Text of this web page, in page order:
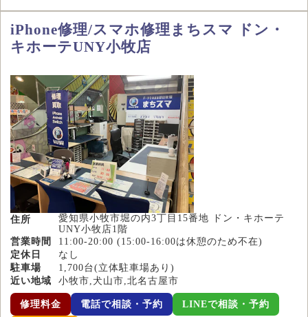
iPhone修理/スマホ修理まちスマ ドン・
キホーテUNY小牧店
住所
愛知県小牧市堀の内3丁目15番地 ドン・キホーテ
UNY小牧店1階
営業時間
11:00-20:00 (15:00-16:00は休憩のため不在)
定休日
なし
駐車場
1,700台(立体駐車場あり)
近い地域
小牧市,犬山市,北名古屋市
修理料金 電話で相談・予約 LINEで相談・予約